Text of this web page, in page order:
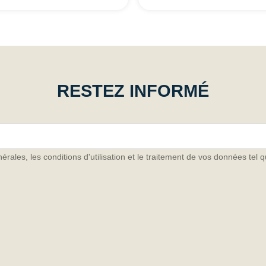
RESTEZ INFORMÉ
les conditions d'utilisation et le traitement de vos données tel